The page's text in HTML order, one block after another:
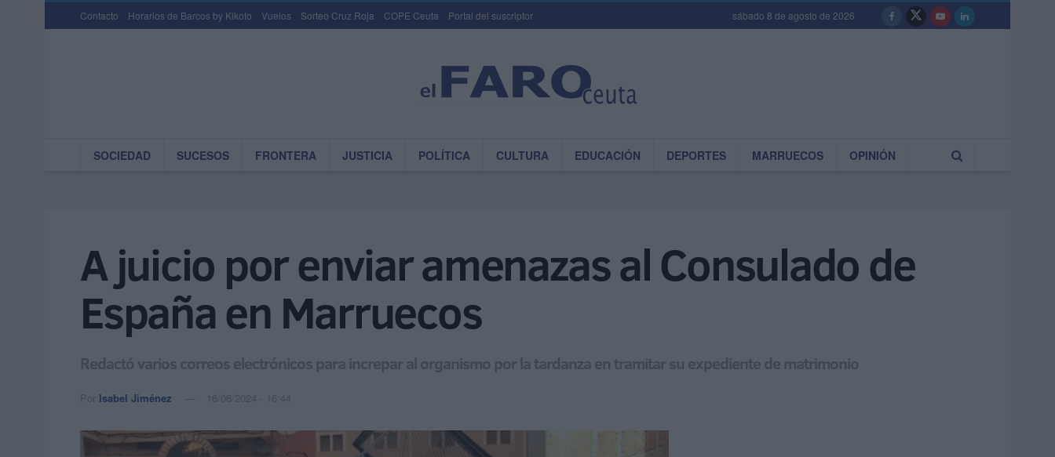
Contacto Horarios de Barcos by Kikoto Vuelos Sorteo Cruz Roja COPE Ceuta Portal del suscriptor sábado 8 de agosto de 2026
SOCIEDAD SUCESOS FRONTERA JUSTICIA POLÍTICA CULTURA EDUCACIÓN DEPORTES MARRUECOS OPINIÓN
A juicio por enviar amenazas al Consulado de
España en Marruecos
Redactó varios correos electrónicos para increpar al organismo por la tardanza en tramitar su expediente de matrimonio
Por Isabel Jiménez 16/06/2024 - 16:44